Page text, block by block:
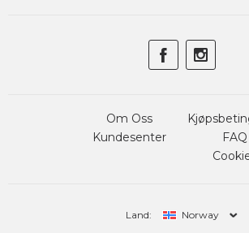
Om Oss
Kundesenter
FAQ
Land: Norway